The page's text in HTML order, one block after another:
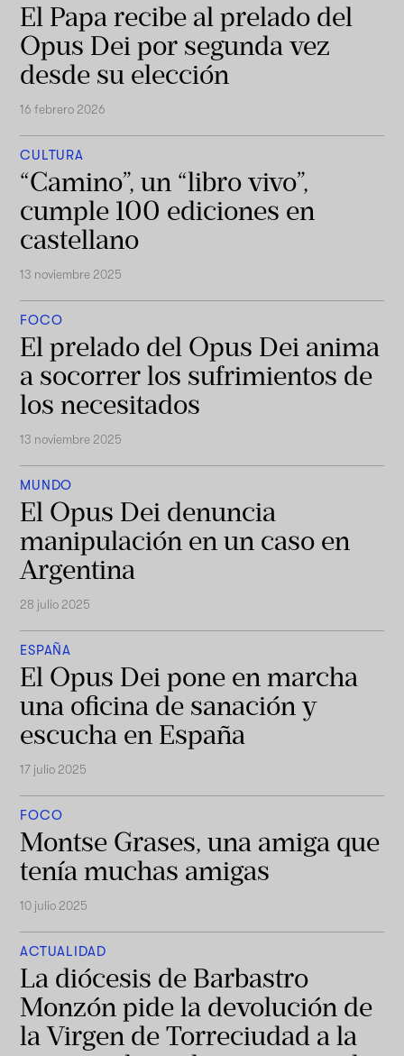
El Papa recibe al prelado del
Opus Dei por segunda vez
desde su elección
16 febrero 2026
CULTURA
“Camino”, un “libro vivo”,
cumple 100 ediciones en
castellano
13 noviembre 2025
FOCO
El prelado del Opus Dei anima
a socorrer los sufrimientos de
los necesitados
13 noviembre 2025
MUNDO
El Opus Dei denuncia
manipulación en un caso en
Argentina
28 julio 2025
ESPAÑA
El Opus Dei pone en marcha
una oficina de sanación y
escucha en España
17 julio 2025
FOCO
Montse Grases, una amiga que
tenía muchas amigas
10 julio 2025
ACTUALIDAD
La diócesis de Barbastro
Monzón pide la devolución de
la Virgen de Torreciudad a la